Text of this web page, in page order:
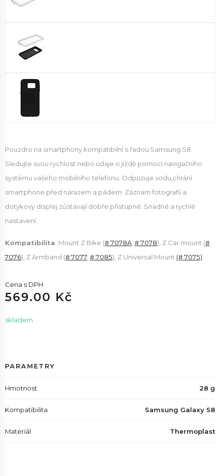
Pouzdro na smartphony kompatibilní s řadou Samsung S8.
Sledujte svou rychlost nebo údaje o jízdě pomocí navigačního
systému vašeho mobilního telefonu. Odpuzuje vodu,chrání
smartphone před nárazem a pádem. Záznam fotografií a
dotykový displej zůstávají dobře přístupné. Snadné a rychlé
nastavení.
Kompatibilita :Mount Z Bike (# 7078A # 7078), Z Car mount (#
7076), Z Armband (# 7077 # 7085), Z Universal Mount (# 7075)
Cena s DPH
569.00 Kč
skladem
PARAMETRY
Hmotnost 28 g
Kompatibilita Samsung Galaxy S8
Materiál Thermoplast